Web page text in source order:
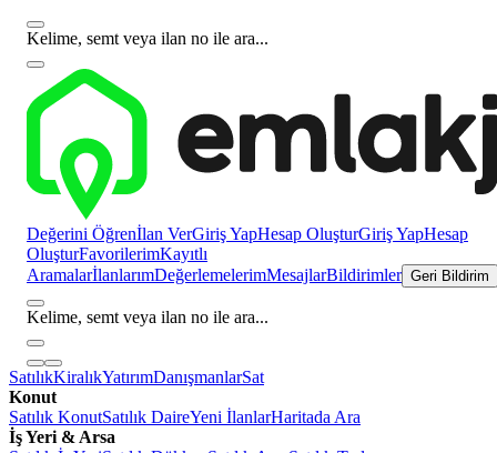
Kelime, semt veya ilan no ile ara...
Değerini Öğrenİlan VerGiriş YapHesap OluşturGiriş YapHesap
OluşturFavorilerimKayıtlı
AramalarİlanlarımDeğerlemelerimMesajlarBildirimler Geri Bildirim
Kelime, semt veya ilan no ile ara...
SatılıkKiralıkYatırımDanışmanlarSat
Konut
Satılık KonutSatılık DaireYeni İlanlarHaritada Ara
İş Yeri & Arsa